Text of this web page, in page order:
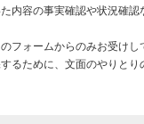
内容の事実確認や状況確
フォームからのみお受けし
るために、文面のやりと